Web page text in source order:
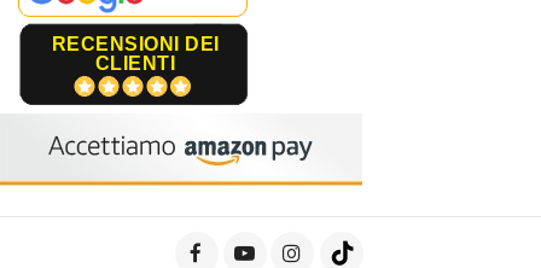
RECENSIONI DEI
CLIENTI